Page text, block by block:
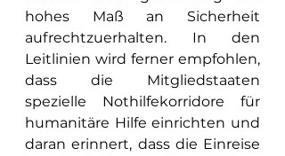
hohes Maß an Sicherheit
aufrechtzuerhalten. In den
Leitlinien wird ferner empfohlen,
dass die Mitgliedstaaten
spezielle Nothilfekorridore für
humanitäre Hilfe einrichten und
daran erinnert, dass die Einreise